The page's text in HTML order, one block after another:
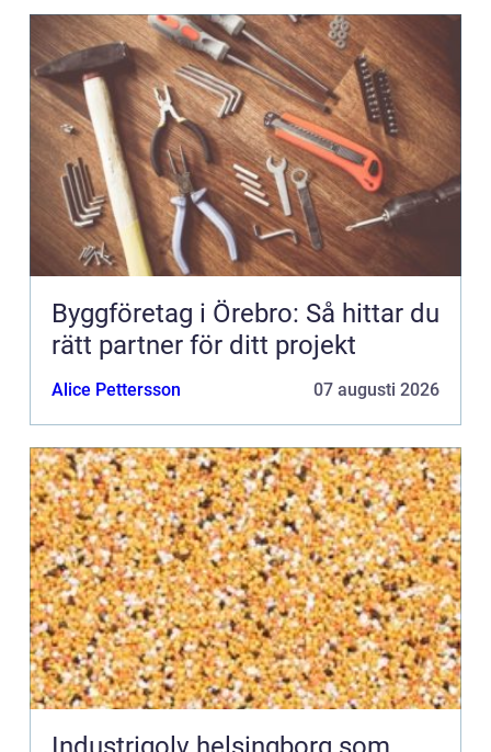
Byggföretag i Örebro: Så hittar du
rätt partner för ditt projekt
Alice Pettersson 07 augusti 2026